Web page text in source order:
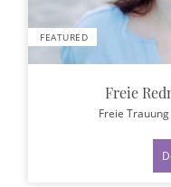
FEATURED
Freie
Freie